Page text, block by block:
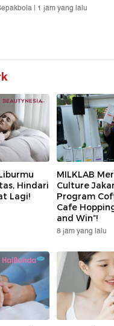
| 1 jam yang lalu
Hindari
Lagi!
MILKLAB
Culture
Program
Cafe
and Win”!
8 jam yang lalu